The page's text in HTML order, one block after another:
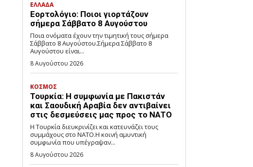
ΕΛΛΑΔΑ
Εορτολόγιο: Ποιοι γιορτάζουν
σήμερα Σάββατο 8 Αυγούστου
Ποια ονόματα έχουν την τιμητική τους σήμερα
Σάββατο 8 Αυγούστου.Σήμερα Σάββατο 8
Αυγούστου είναι...
8 Αυγούστου 2026
ΚΟΣΜΟΣ
Τουρκία: Η συμφωνία με Πακιστάν
και Σαουδική Αραβία δεν αντιβαίνει
στις δεσμεύσεις μας προς το ΝΑΤΟ
Η Τουρκία διευκρινίζει και κατευνάζει τους
συμμάχους στο ΝΑΤΟ.Η κοινή αμυντική
συμφωνία που υπέγραψαν...
8 Αυγούστου 2026